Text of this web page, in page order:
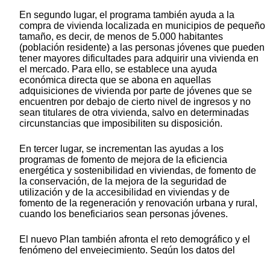
En segundo lugar, el programa también ayuda a la
compra de vivienda localizada en municipios de pequeño
tamaño, es decir, de menos de 5.000 habitantes
(población residente) a las personas jóvenes que pueden
tener mayores dificultades para adquirir una vivienda en
el mercado. Para ello, se establece una ayuda
económica directa que se abona en aquellas
adquisiciones de vivienda por parte de jóvenes que se
encuentren por debajo de cierto nivel de ingresos y no
sean titulares de otra vivienda, salvo en determinadas
circunstancias que imposibiliten su disposición.
En tercer lugar, se incrementan las ayudas a los
programas de fomento de mejora de la eficiencia
energética y sostenibilidad en viviendas, de fomento de
la conservación, de la mejora de la seguridad de
utilización y de la accesibilidad en viviendas y de
fomento de la regeneración y renovación urbana y rural,
cuando los beneficiarios sean personas jóvenes.
El nuevo Plan también afronta el reto demográfico y el
fenómeno del envejecimiento. Según los datos del